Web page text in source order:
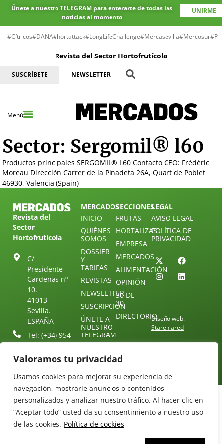
Valoramos tu privacidad
Usamos cookies para mejorar su experiencia de
navegación, mostrarle anuncios o contenidos
personalizados y analizar nuestro tráfico. Al hacer clic en
“Aceptar todo” usted da su consentimiento a nuestro uso
de las cookies. Política de cookies
Únete a nuestro TELEGRAM para enterarte de todas las
noticias al momento
UNIRME
#Cítricos#DANA#hortattack#LongLifeChallenge#Mercasevilla#Mercosur
Revista del Sector Hortofrutícola
SUSCRÍBETE NEWSLETTER
Menú
Sector: Sergomil® l60
Productos principales SERGOMIL® L60 Contacto CEO: Frédéric
Moreau Dirección Carrer de la Pinadeta 26A, Quart de Poblet
46930, Valencia (Spain)
Revista del
Sector
Hortofrutícola
C/
Presidente
Cárdenas nº
10.
41013
Sevilla.
ESPAÑA
Tel: (+34) 954
redaccion@revistamercados.com
MERCADOS
INICIO
QUIÉNES
SOMOS
DOSSIER
Y
TARIFAS
REVISTAS
NEWSLETTER
SUSCRIPCIÓN
ÚNETE A
NUESTRO
TELEGRAM
SECCIONES
FRUTAS
HORTALIZAS
EMPRESA
MERCADOS
ALIMENTACIÓN
OPINIÓN
30 DE
30
DIRECTORIO
LEGAL
AVISO LEGAL
POLÍTICA DE
PRIVACIDAD
Diseño web:
Starenlared